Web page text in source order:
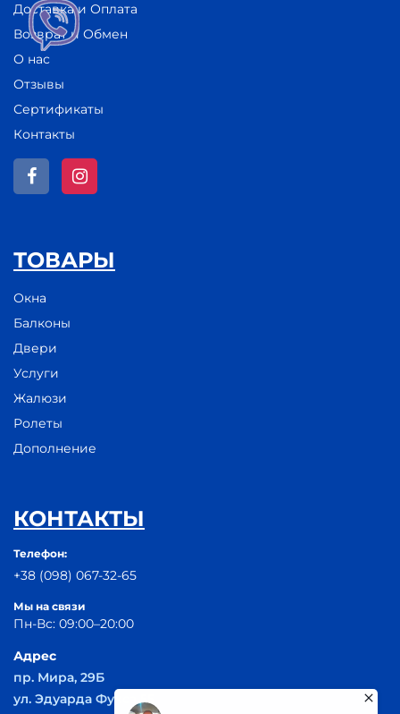
Доставка и Оплата
Возврат и Обмен
О нас
Отзывы
Сертификаты
Контакты
ТОВАРЫ
Окна
Балконы
Двери
Услуги
Жалюзи
Ролеты
Дополнение
КОНТАКТЫ
Телефон:
+38 (098) 067-32-65
Мы на связи
Пн-Вс: 09:00–20:00
Адрес
пр. Мира, 29Б
ул. Эдуарда Фукса 55